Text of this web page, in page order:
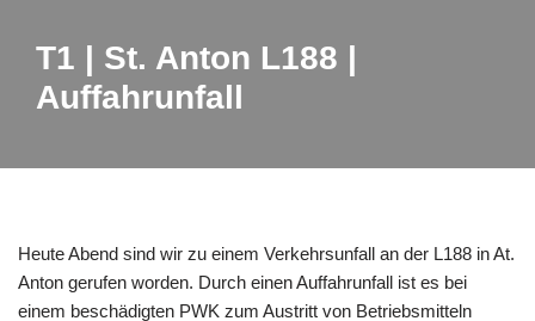
T1 | St. Anton L188 |
Auffahrunfall
Heute Abend sind wir zu einem Verkehrsunfall an der L188 in At.
Anton gerufen worden. Durch einen Auffahrunfall ist es bei
einem beschädigten PWK zum Austritt von Betriebsmitteln